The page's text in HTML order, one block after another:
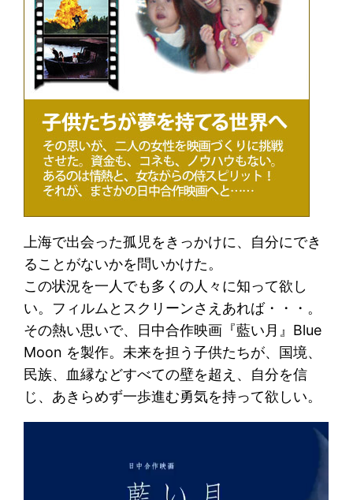
上海で出会った孤児をきっかけに、自分にでき
ることがないかを問いかけた。
この状況を一人でも多くの人々に知って欲し
い。フィルムとスクリーンさえあれば・・・。
その熱い思いで、日中合作映画『藍い月』Blue
Moon を製作。未来を担う子供たちが、国境、
民族、血縁などすべての壁を超え、自分を信
じ、あきらめず一歩進む勇気を持って欲しい。